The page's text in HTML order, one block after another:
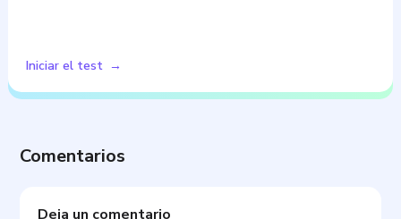
Iniciar el test
Comentarios
Deja un comentario